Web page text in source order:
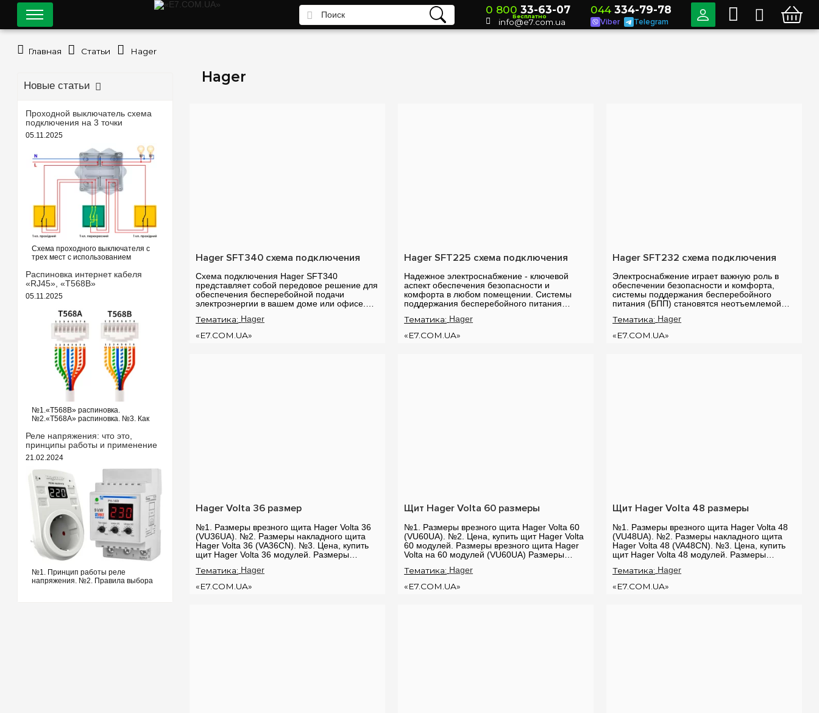
Hager
Hager SFT340 схема подключения
Схема подключения Hager SFT340
представляет собой передовое решение для
обеспечения бесперебойной подачи
электроэнергии в вашем доме или офисе.
подключение резер...
Тематика: Hager
«E7.COM.UA»
Hager SFT225 схема подключения
Надежное электроснабжение - ключевой
аспект обеспечения безопасности и
комфорта в любом помещении. Системы
поддержания бесперебойного питания
востребованными, и одним из над...
Тематика: Hager
«E7.COM.UA»
Hager SFT232 схема подключения
Электроснабжение играет важную роль в
обеспечении безопасности и комфорта,
системы поддержания бесперебойного
питания (БПП) становятся неотъемлемой
передовых р...
Тематика: Hager
«E7.COM.UA»
Hager Volta 36 размер
№1. Размеры врезного щита Hager Volta 36
(VU36UA). №2. Размеры накладного щита
Hager Volta 36 (VA36CN). №3. Цена, купить
щит Hager Volta 36 модулей. Размеры
Тематика: Hager
«E7.COM.UA»
Щит Hager Volta 60 размеры
№1. Размеры врезного щита Hager Volta 60
(VU60UA). №2. Цена, купить щит Hager Volta
60 модулей. Размеры врезного щита Hager
Volta на 60 модулей (VU60UA) Размеры
Тематика: Hager
«E7.COM.UA»
Щит Hager Volta 48 размеры
№1. Размеры врезного щита Hager Volta 48
(VU48UA). №2. Размеры накладного щита
Hager Volta 48 (VA48CN). №3. Цена, купить
щит Hager Volta 48 модулей. Размеры
Тематика: Hager
«E7.COM.UA»
Новые статьи
Проходной выключатель схема
подключения на 3 точки
05.11.2025
Схема проходного выключателя с
трех мест с использованием
выключателя. Для реализации
схемы проходных выключателей с
трех точек потребуются
следующие выключатели: ...
Распиновка интернет кабеля
«RJ45», «T568B»
05.11.2025
№1.«T568B» распиновка.
№2.«T568A» распиновка. №3. Как
«T568B» распиновка интернет
кабеля Порядок проводов схемы
«T568B»: «T568B» 1. Бело...
Реле напряжения: что это,
принципы работы и применение
21.02.2024
№1. Принцип работы реле
напряжения. №2. Правила выбора
0 800 33-63-07
Бесплатно
info@e7.com.ua
044 334-79-78
Viber Telegram
Главная Статьи Hager